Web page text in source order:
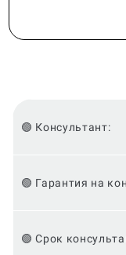
🟢 Консультант:
🟢 Гарантия на
🟢 Срок